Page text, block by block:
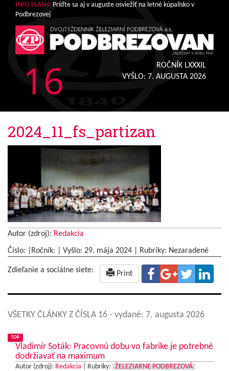
INFO FLASH: Príďte sa aj v auguste osviežiť na letné kúpalisko v
Podbrezovej
16
ROČNÍK LXXXIL
VYŠLO: 7. AUGUSTA 2026
2024_11_fs_partizan
Autor (zdroj): Redakcia
Číslo: |Ročník: | Vyšlo: 29. mája 2024 Rubriky: Nezaradené
Zdieľanie a sociálne siete: Print
VŠETKY ČLÁNKY Z ČÍSLA 16 - vydané: 7. augusta 2026
TOP
Vladimír Soták: Pracovnú dobu vo fabrike je potrebné
dodržiavať na maximum
Autor (zdroj): Redakcia Rubriky:
ŽELEZIARNE PODBREZOVÁ